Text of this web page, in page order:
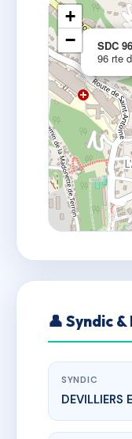
SDC
96 rte
+
−
👤 Syndic
SYNDIC
DEVILLIERS